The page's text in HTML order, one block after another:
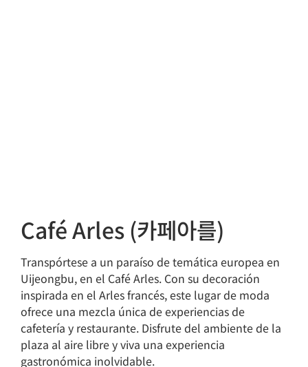
Café Arles (카페아를)
Transpórtese a un paraíso de temática europea en
Uijeongbu, en el Café Arles. Con su decoración
inspirada en el Arles francés, este lugar de moda
ofrece una mezcla única de experiencias de
cafetería y restaurante. Disfrute del ambiente de la
plaza al aire libre y viva una experiencia
gastronómica inolvidable.